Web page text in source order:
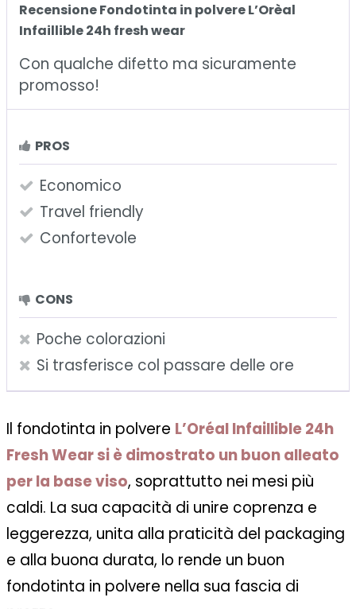
Recensione Fondotinta in polvere L’Orèal
Infaillible 24h fresh wear
Con qualche difetto ma sicuramente
promosso!
PROS
Economico
Travel friendly
Confortevole
CONS
Poche colorazioni
Si trasferisce col passare delle ore
Il fondotinta in polvere L’Oréal Infaillible 24h
Fresh Wear si è dimostrato un buon alleato
per la base viso, soprattutto nei mesi più
caldi. La sua capacità di unire coprenza e
leggerezza, unita alla praticità del packaging
e alla buona durata, lo rende un buon
fondotinta in polvere nella sua fascia di